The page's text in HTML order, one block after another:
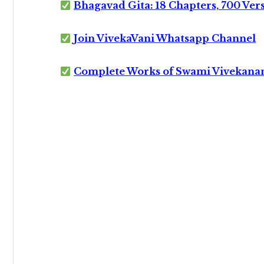
Bhagavad Gita: 18 Chapters, 700
Join VivekaVani Whatsapp Channel
Complete Works of Swami